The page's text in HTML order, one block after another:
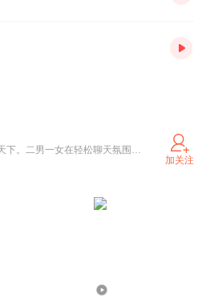
仗剑走天涯，开麦聊天下。二男一女在轻松聊天氛围中陪伴您每一天。每周三、日晚21：00更新（三七二十一）。
加关注